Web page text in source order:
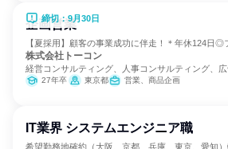
締切：9月30日
企画営業
【夏採用】顧客の事業成功に伴走！＊年休124日◎
株式会社トーコン
経営コンサルティング、人事コンサルティング、
27年卒 東京都 営業、商品企画
IT業界 システムエンジニア職
希望勤務地確約（大阪、京都、兵庫、東京、愛知）